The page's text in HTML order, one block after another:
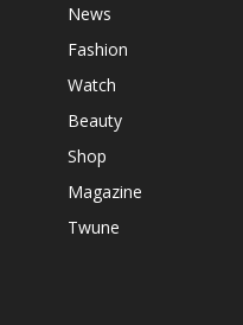
News
Fashion
Watch
Beauty
Shop
Magazine
Twune